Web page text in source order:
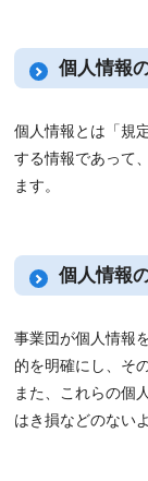
個人情報
個人情報とは「規
する情報であって
ます。
個人情報
事業団が個人情報
的を明確にし、そ
また、これらの個
はき損などのない